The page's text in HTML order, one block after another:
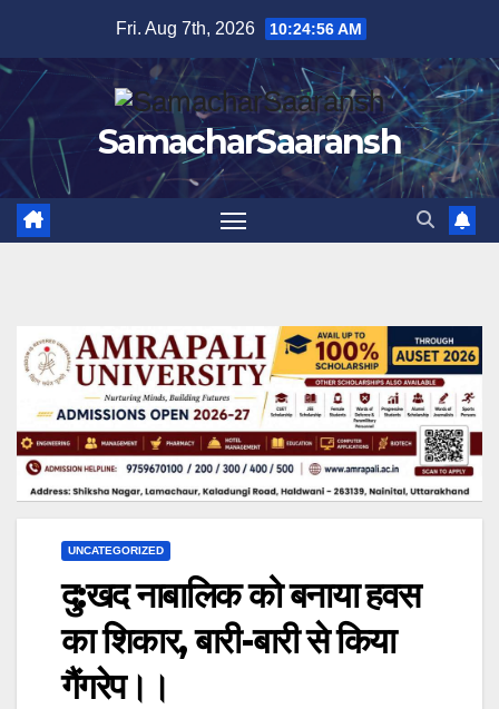
content
Fri. Aug 7th, 2026 10:24:57 AM
SamacharSaaransh
UNCATEGORIZED
दु:खद नाबालिक को बनाया हवस
का शिकार, बारी-बारी से किया
गैंगरेप।।